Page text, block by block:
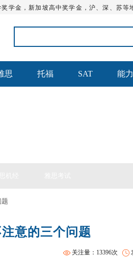
学金，新加坡高中奖学金，沪、深、苏
思 托福 SAT 能
意的三个问题
关注量：13396次
程